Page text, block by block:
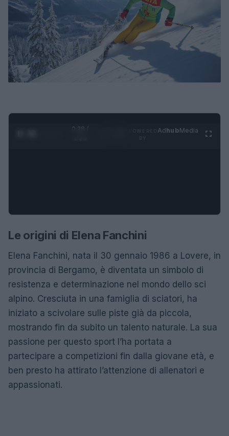
0:28 /
AdhubMedia
Le origini di Elena Fanchini
Elena Fanchini, nata il 30 gennaio 1986 a Lovere, in
provincia di Bergamo, è diventata un simbolo di
resistenza e determinazione nel mondo dello sci
alpino. Cresciuta in una famiglia di sciatori, ha
iniziato a scivolare sulle piste già da piccola,
mostrando fin da subito un talento naturale. La sua
passione per questo sport l’ha portata a
partecipare a competizioni fin dalla giovane età, e
ben presto ha attirato l’attenzione di allenatori e
appassionati.